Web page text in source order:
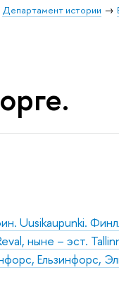
Департамент истории
Uusikaupunki.
ныне – эст.
Ельзинфорс,